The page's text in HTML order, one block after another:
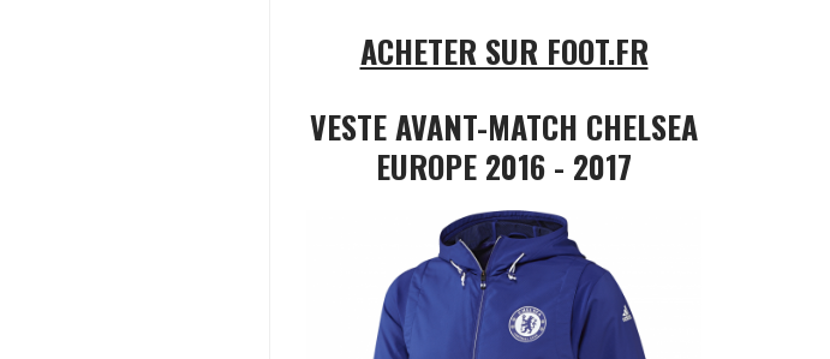
ACHETER SUR FOOT.FR
VESTE AVANT-MATCH CHELSEA
EUROPE 2016 - 2017